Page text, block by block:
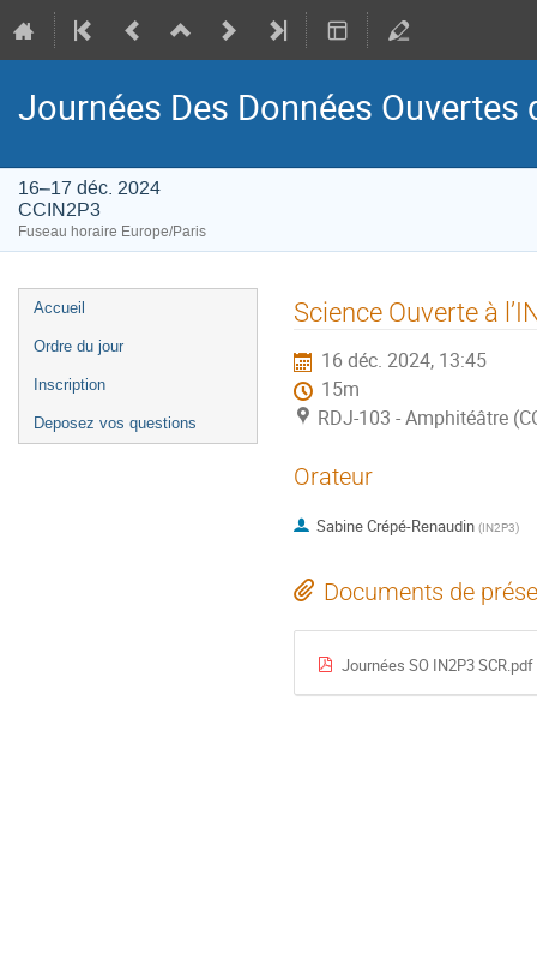
Journées Des Données
16–17 déc. 2024
CCIN2P3
Fuseau horaire Europe/Paris
Menu
de
Accueil
Ordre du jour
Inscription
Deposez vos questions
Science Ouverte à
16 déc. 2024, 13:45
15m
RDJ-103 - Amphitéâtre
Orateur
Sabine Crépé-Renaudin (IN2P3)
Documents de
Journées SO IN2P3 SCR.pdf